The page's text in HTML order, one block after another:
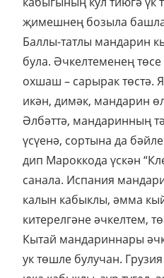
җимешнең бозыла
Баллы-татлы мандарин
була. Әчкелтеменең
охшаш – сарырак төстә.
икән, димәк, мандарин
Әлбәттә, мандаринның
үсүенә, сортына да
дип Мароккода үскән
санала. Испания
калын кабыклы, әмма
китерелгәне әчкелтем,
Кытай мандариннары
ук төшле булучан.